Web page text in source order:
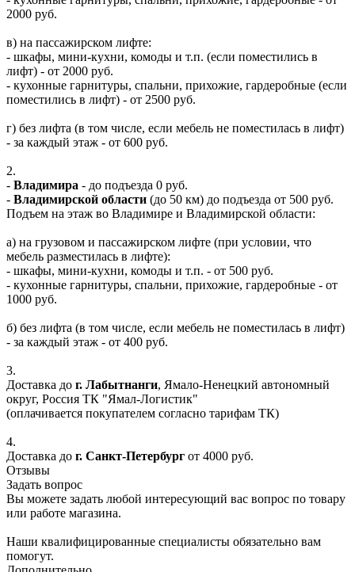
2000 руб.
в) на пассажирском лифте:
- шкафы, мини-кухни, комоды и т.п. (если поместились в
лифт) - от 2000 руб.
- кухонные гарнитуры, спальни, прихожие, гардеробные (если
поместились в лифт) - от 2500 руб.
г) без лифта (в том числе, если мебель не поместилась в лифт)
- за каждый этаж - от 600 руб.
2.
- Владимира - до подъезда 0 руб.
- Владимирской области (до 50 км) до подъезда от 500 руб.
Подъем на этаж во Владимире и Владимирской области:
а) на грузовом и пассажирском лифте (при условии, что
мебель разместилась в лифте):
- шкафы, мини-кухни, комоды и т.п. - от 500 руб.
- кухонные гарнитуры, спальни, прихожие, гардеробные - от
1000 руб.
б) без лифта (в том числе, если мебель не поместилась в лифт)
- за каждый этаж - от 400 руб.
3.
Доставка до г. Лабытнанги, Ямало-Ненецкий автономный
округ, Россия ТК "Ямал-Логистик"
(оплачивается покупателем согласно тарифам ТК)
4.
Доставка до г. Санкт-Петербург от 4000 руб.
Отзывы
Задать вопрос
Вы можете задать любой интересующий вас вопрос по товару
или работе магазина.
Наши квалифицированные специалисты обязательно вам
помогут.